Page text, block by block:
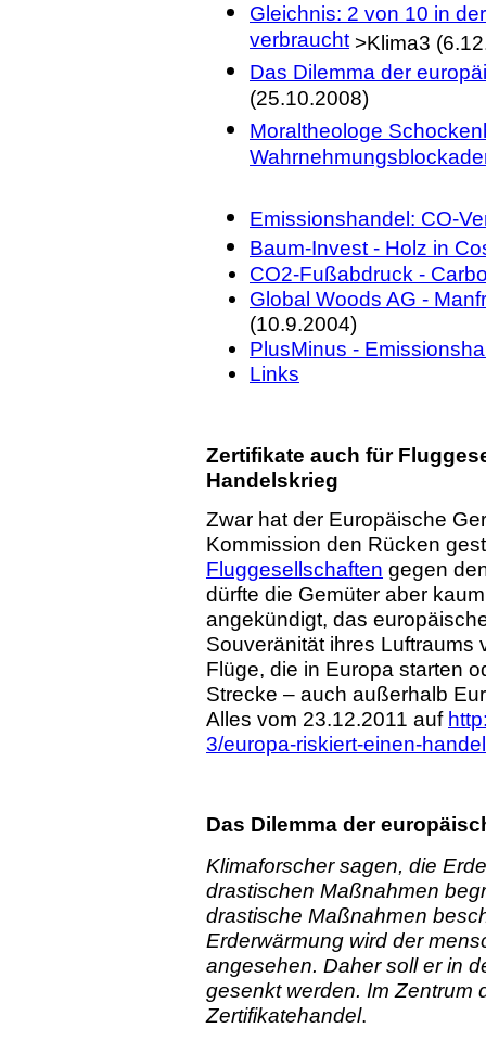
Gleichnis: 2 von 10 in
verbraucht>Klima3
Das Dilemma der
(25.10.2008)
Moraltheologe
Emissionshandel: CO-
Baum-Invest - Holz in
CO2-Fußabdruck -
Global Woods AG -
(10.9.2004)
PlusMinus -
Links
Zertifikate auch für
Handelskrieg
Zwar hat der Europäische
Kommission den Rücken
Fluggesellschaften gegen
dürfte die Gemüter aber
angekündigt, das
Souveränität ihres Luftraums
Flüge, die in Europa starten
Strecke – auch außerhalb
Alles vom 23.12.2011 auf
3/europa-riskiert-einen-
Das Dilemma der
Klimaforscher sagen, die
drastischen Maßnahmen
drastische Maßnahmen
Erderwärmung wird der
angesehen. Daher soll er in
gesenkt werden. Im Zentrum
Zertifikatehandel.